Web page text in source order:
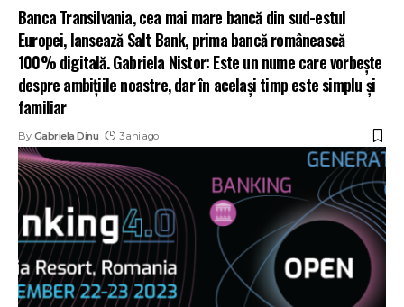
Banca Transilvania, cea mai mare bancă din sud-estul
Europei, lansează Salt Bank, prima bancă românească
100% digitală. Gabriela Nistor: Este un nume care vorbește
despre ambițiile noastre, dar în același timp este simplu și
familiar
By Gabriela Dinu 3 ani ago